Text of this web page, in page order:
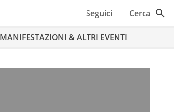
Seguici Cerca
MANIFESTAZIONI & ALTRI EVENTI